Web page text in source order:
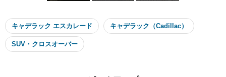
キャデラック エスカレード キャデラック（Cadillac）
SUV・クロスオーバー